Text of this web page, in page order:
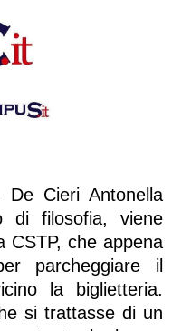
Cieri Antonella
di filosofia, viene
CSTP, che appena
parcheggiare il
la biglietteria.
si trattasse di un